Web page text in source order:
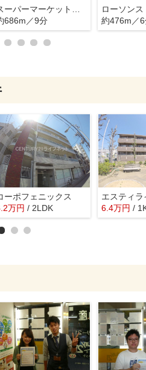
686m／9分
約476m／
ーポフェニックス
万円 / 2LDK 6.4万円 /